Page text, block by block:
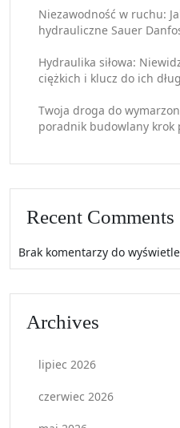
Niezawodność w ruchu:
hydrauliczne Sauer
Hydraulika siłowa:
ciężkich i klucz do ich
Twoja droga do
poradnik budowlany krok
Recent Comments
Brak komentarzy do
Archives
lipiec 2026
czerwiec 2026